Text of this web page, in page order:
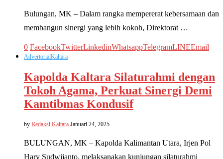
Bulungan, MK – Dalam rangka mempererat kebersamaan dan
membangun sinergi yang lebih kokoh, Direktorat …
0 FacebookTwitterLinkedinWhatsappTelegramLINEEmail
AdvertorialKaltara
Kapolda Kaltara Silaturahmi dengan
Tokoh Agama, Perkuat Sinergi Demi
Kamtibmas Kondusif
by Redaksi Kaltara Januari 24, 2025
BULUNGAN, MK – Kapolda Kalimantan Utara, Irjen Pol
Hary Sudwijanto, melaksanakan kunjungan silaturahmi